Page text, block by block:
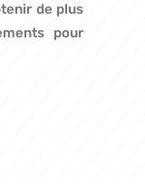
de plus
pour